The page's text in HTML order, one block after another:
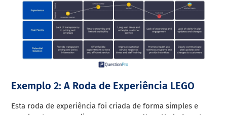
Exemplo 2: A Roda de Experiência LEGO
Esta roda de experiência foi criada de forma simples e